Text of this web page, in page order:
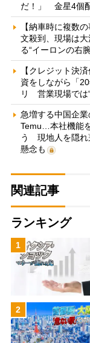
だ！」 金星4個
【納車時に複数
文殺到、現場は
る“イーロンの右
【クレジット決
資をしながら「
リ 営業現場では
急増する中国企
Temu…本社機能
う 現地人を隠れ
懸念も
関連記事
ランキング
1
2